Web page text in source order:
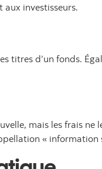
aux investisseurs.
titres d’un fonds.
mais les frais ne
«